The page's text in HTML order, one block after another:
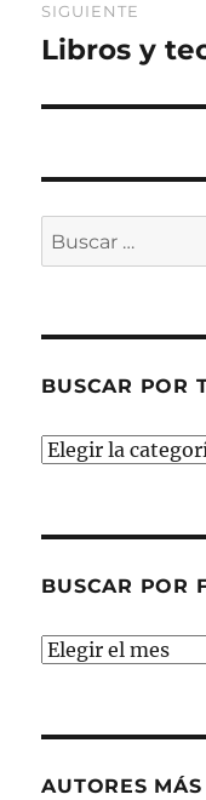
SIGUIENTE
Entrada
Libros y
Buscar
por:
BUSCAR POR
Buscar
BUSCAR POR
Buscar
AUTORES